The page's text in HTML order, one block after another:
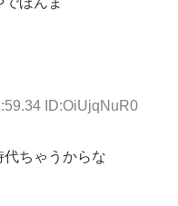
ID:OiUjqNuR0
代ちゃうからな